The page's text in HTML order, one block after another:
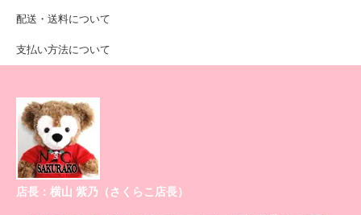
配送・送料について
支払い方法について
店長：横山 紫乃（さくらこ店長）